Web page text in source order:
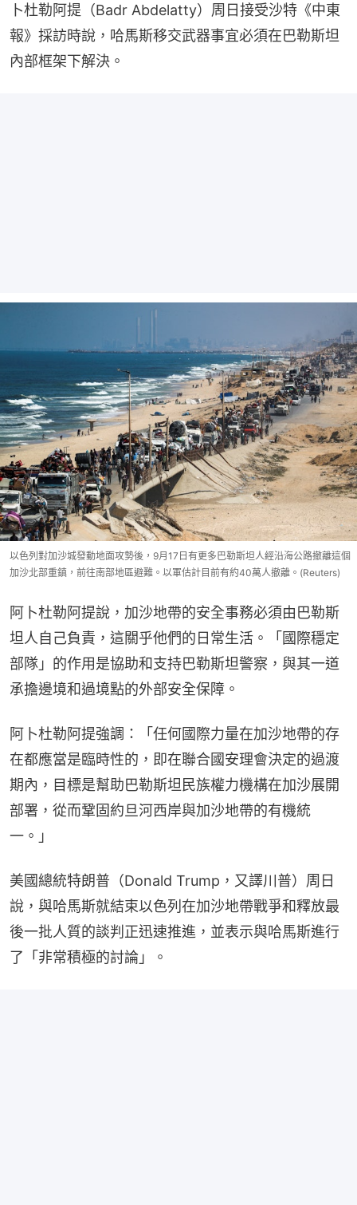
卜杜勒阿提（Badr Abdelatty）周日接受沙特《中東
報》採訪時說，哈馬斯移交武器事宜必須在巴勒斯坦
內部框架下解決。
以色列對加沙城發動地面攻勢後，9月17日有更多巴勒斯坦人經沿海公路撤離這個
加沙北部重鎮，前往南部地區避難。以軍估計目前有約40萬人撤離。(Reuters)
阿卜杜勒阿提說，加沙地帶的安全事務必須由巴勒斯
坦人自己負責，這關乎他們的日常生活。「國際穩定
部隊」的作用是協助和支持巴勒斯坦警察，與其一道
承擔邊境和過境點的外部安全保障。
阿卜杜勒阿提強調：「任何國際力量在加沙地帶的存
在都應當是臨時性的，即在聯合國安理會決定的過渡
期內，目標是幫助巴勒斯坦民族權力機構在加沙展開
部署，從而鞏固約旦河西岸與加沙地帶的有機統
一。」
美國總統特朗普（Donald Trump，又譯川普）周日
說，與哈馬斯就結束以色列在加沙地帶戰爭和釋放最
後一批人質的談判正迅速推進，並表示與哈馬斯進行
了「非常積極的討論」。